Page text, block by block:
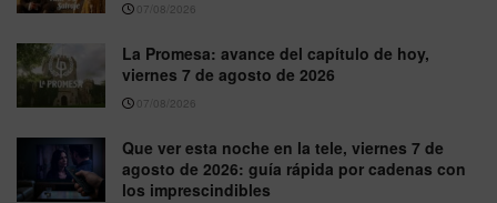
07/08/2026
La Promesa: avance del capítulo de hoy,
viernes 7 de agosto de 2026
07/08/2026
Que ver esta noche en la tele, viernes 7 de
agosto de 2026: guía rápida por cadenas con
los imprescindibles